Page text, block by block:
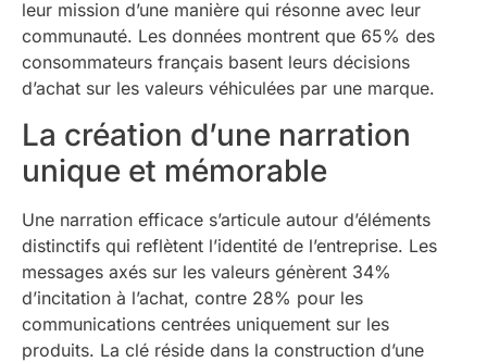
leur mission d’une manière qui résonne avec leur
communauté. Les données montrent que 65% des
consommateurs français basent leurs décisions
d’achat sur les valeurs véhiculées par une marque.
La création d’une narration
unique et mémorable
Une narration efficace s’articule autour d’éléments
distinctifs qui reflètent l’identité de l’entreprise. Les
messages axés sur les valeurs génèrent 34%
d’incitation à l’achat, contre 28% pour les
communications centrées uniquement sur les
produits. La clé réside dans la construction d’une